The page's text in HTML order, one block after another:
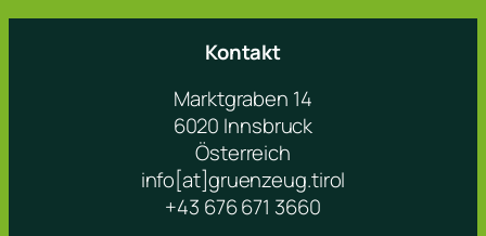
Kontakt
Marktgraben 14
6020 Innsbruck
Österreich
info[at]gruenzeug.tirol
+43 676 671 3660